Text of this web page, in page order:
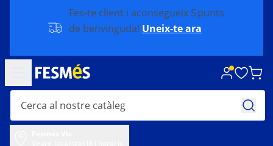
Fes-te client i aconsegueix 5 punts
de benvinguda! Uneix-te ara